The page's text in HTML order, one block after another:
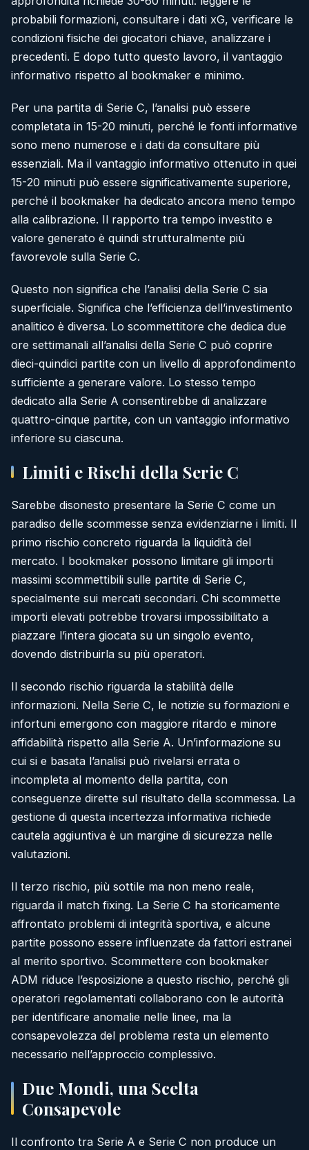
probabili formazioni, consultare i dati xG, verificare le
condizioni fisiche dei giocatori chiave, analizzare i
precedenti. E dopo tutto questo lavoro, il vantaggio
informativo rispetto al bookmaker e minimo.
Per una partita di Serie C, l’analisi può essere
completata in 15-20 minuti, perché le fonti informative
sono meno numerose e i dati da consultare più
essenziali. Ma il vantaggio informativo ottenuto in quei
15-20 minuti può essere significativamente superiore,
perché il bookmaker ha dedicato ancora meno tempo
alla calibrazione. Il rapporto tra tempo investito e
valore generato è quindi strutturalmente più
favorevole sulla Serie C.
Questo non significa che l’analisi della Serie C sia
superficiale. Significa che l’efficienza dell’investimento
analitico è diversa. Lo scommettitore che dedica due
ore settimanali all’analisi della Serie C può coprire
dieci-quindici partite con un livello di approfondimento
sufficiente a generare valore. Lo stesso tempo
dedicato alla Serie A consentirebbe di analizzare
quattro-cinque partite, con un vantaggio informativo
inferiore su ciascuna.
Limiti e Rischi della Serie C
Sarebbe disonesto presentare la Serie C come un
paradiso delle scommesse senza evidenziarne i limiti. Il
primo rischio concreto riguarda la liquidità del
mercato. I bookmaker possono limitare gli importi
massimi scommettibili sulle partite di Serie C,
specialmente sui mercati secondari. Chi scommette
importi elevati potrebbe trovarsi impossibilitato a
piazzare l’intera giocata su un singolo evento,
dovendo distribuirla su più operatori.
Il secondo rischio riguarda la stabilità delle
informazioni. Nella Serie C, le notizie su formazioni e
infortuni emergono con maggiore ritardo e minore
affidabilità rispetto alla Serie A. Un’informazione su
cui si e basata l’analisi può rivelarsi errata o
incompleta al momento della partita, con
conseguenze dirette sul risultato della scommessa. La
gestione di questa incertezza informativa richiede
cautela aggiuntiva è un margine di sicurezza nelle
valutazioni.
Il terzo rischio, più sottile ma non meno reale,
riguarda il match fixing. La Serie C ha storicamente
affrontato problemi di integrità sportiva, e alcune
partite possono essere influenzate da fattori estranei
al merito sportivo. Scommettere con bookmaker
ADM riduce l’esposizione a questo rischio, perché gli
operatori regolamentati collaborano con le autorità
per identificare anomalie nelle linee, ma la
consapevolezza del problema resta un elemento
necessario nell’approccio complessivo.
Due Mondi, una Scelta
Consapevole
Il confronto tra Serie A e Serie C non produce un